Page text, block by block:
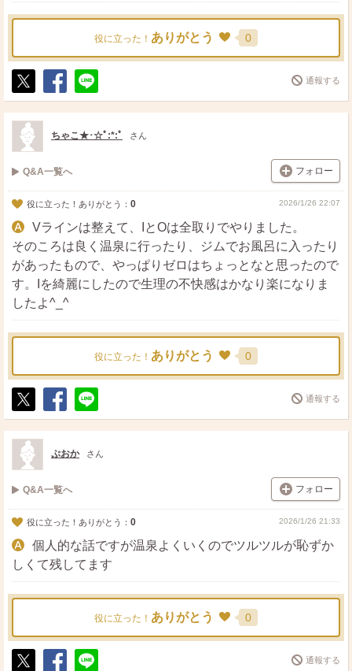
役に立った！ ありがとう 0
ポ
ス
ト
シ
ェ
送
る
通報する
ちゃこ★･☆ﾟ:*:ﾟ さん
Q&A一覧へ フォロー
役に立った！ありがとう： 0 2026/1/26 22:07
Vラインは整えて、IとOは全取りでやりました。
そのころは良く温泉に行ったり、ジムでお風呂に入ったり
があったもので、やっぱりゼロはちょっとなと思ったので
す。Iを綺麗にしたので生理の不快感はかなり楽になりま
したよ^_^
役に立った！ ありがとう 0
ポ
ス
ト
シ
ェ
送
る
通報する
ぷおか さん
Q&A一覧へ フォロー
役に立った！ありがとう： 0 2026/1/26 21:33
個人的な話ですが温泉よくいくのでツルツルが恥ずか
しくて残してます
役に立った！ ありがとう 0
通報する